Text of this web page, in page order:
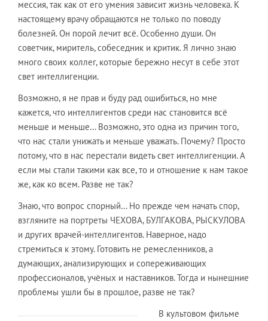
мессия, так как от его умения зависит жизнь человека. К
настоящему врачу обращаются не только по поводу
болезней. Он порой лечит всё. Особенно души. Он
советчик, миритель, собеседник и критик. Я лично знаю
много своих коллег, которые бережно несут в себе этот
свет интеллигенции.
Возможно, я не прав и буду рад ошибиться, но мне
кажется, что интеллигентов среди нас становится всё
меньше и меньше… Возможно, это одна из причин того,
что нас стали унижать и меньше уважать. Почему? Просто
потому, что в нас перестали видеть свет интеллигенции. А
если мы стали такими как все, то и отношение к нам такое
же, как ко всем. Разве не так?
Знаю, что вопрос спорный… Но прежде чем начать спор,
взгляните на портреты ЧЕХОВА, БУЛГАКОВА, РЫСКУЛОВА
и других врачей-интеллигентов. Наверное, надо
стремиться к этому. Готовить не ремесленников, а
думающих, анализирующих и сопереживающих
профессионалов, учёных и наставников. Тогда и нынешние
проблемы ушли бы в прошлое, разве не так?
В культовом фильме